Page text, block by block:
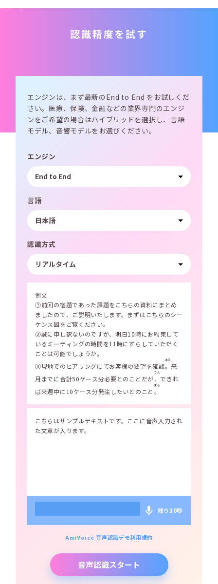
認識精度を試す
エンジンは、まず最新のEnd to End をお試しくだ
さい。医療、保険、金融などの業界専門のエンジ
ンをご希望の場合はハイブリッドを選択し、言語
モデル、音響モデルをお選びください。
エンジン
言語
認識方式
例文
①前回の宿題であった課題をこちらの資料にまとめ
ましたので、ご説明いたします。まずはこちらのシー
ケンス図をご覧ください。
②誠に申し訳ないのですが、明日10時にお約束して
いるミーティングの時間を11時にずらしていただく
ことは可能でしょうか。
③現地でのヒアリングにてお客様の要望を確認。
まる
来
月までに合計50ケース分必要とのことだが、
てん
できれ
ば来週中に10ケース分発注したいとのこと 。
まる
こちらはサンプルテキストです。ここに音声入力され
た文章が入ります。
残り30秒
AmiVoice 音声認識デモ利用規約
音声認識スタート